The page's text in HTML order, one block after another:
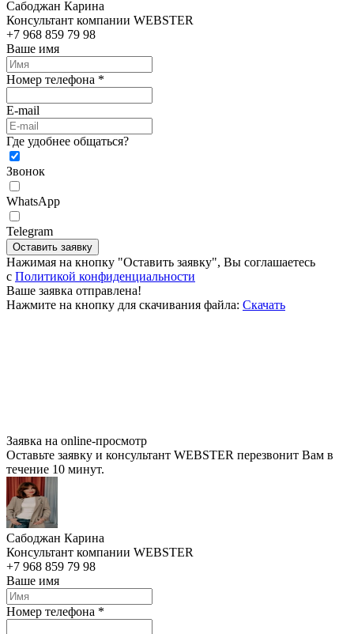
Сабоджан Карина
Консультант компании WEBSTER
+7 968 859 79 98
Ваше имя
Номер телефона *
E-mail
Где удобнее общаться?
Звонок
WhatsApp
Telegram
Оставить заявку
Нажимая на кнопку "Оставить заявку", Вы соглашаетесь
c Политикой конфиденциальности
Ваше заявка отправлена!
Нажмите на кнопку для скачивания файла: Скачать
Заявка на online-просмотр
Оставьте заявку и консультант WEBSTER перезвонит Вам в
течение 10 минут.
Сабоджан Карина
Консультант компании WEBSTER
+7 968 859 79 98
Ваше имя
Номер телефона *